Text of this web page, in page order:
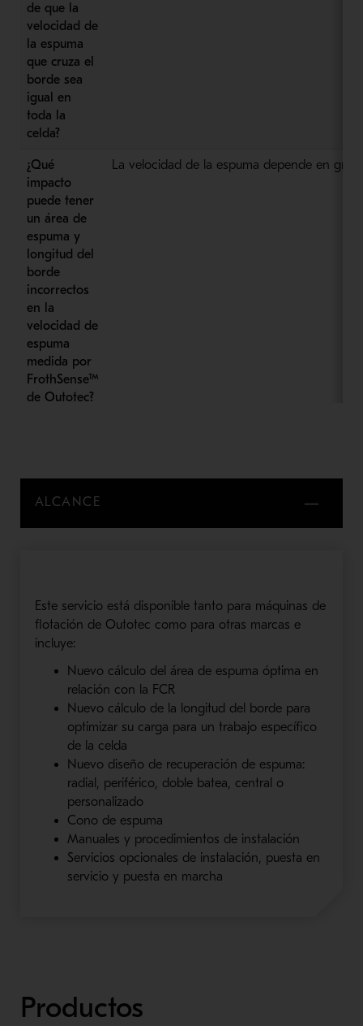
de que la
velocidad de
la espuma
que cruza el
borde sea
igual en
toda la
celda?
¿Qué
impacto
puede tener
un área de
espuma y
longitud del
borde
incorrectos
en la
velocidad de
espuma
medida por
FrothSense™
de Outotec?
La velocidad de la espuma depende en
ALCANCE
Este servicio está disponible tanto para máquinas de
flotación de Outotec como para otras marcas e
incluye:
Nuevo cálculo del área de espuma óptima en
relación con la FCR
Nuevo cálculo de la longitud del borde para
optimizar su carga para un trabajo específico
de la celda
Nuevo diseño de recuperación de espuma:
radial, periférico, doble batea, central o
personalizado
Cono de espuma
Manuales y procedimientos de instalación
Servicios opcionales de instalación, puesta en
servicio y puesta en marcha
Productos